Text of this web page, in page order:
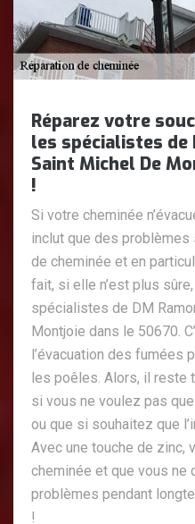
Réparez votre
les spécialistes de
Saint Michel De
!
Si votre cheminée
inclut que des problèmes
de cheminée et en
fait, si elle n’est plus
spécialistes de DM
Montjoie dans le 50670.
l’évacuation des fumées
les poêles. Alors, il reste
si vous ne voulez pas
ou que si souhaitez que
Avec une touche de zinc,
cheminée et que vous ne
problèmes pendant
!